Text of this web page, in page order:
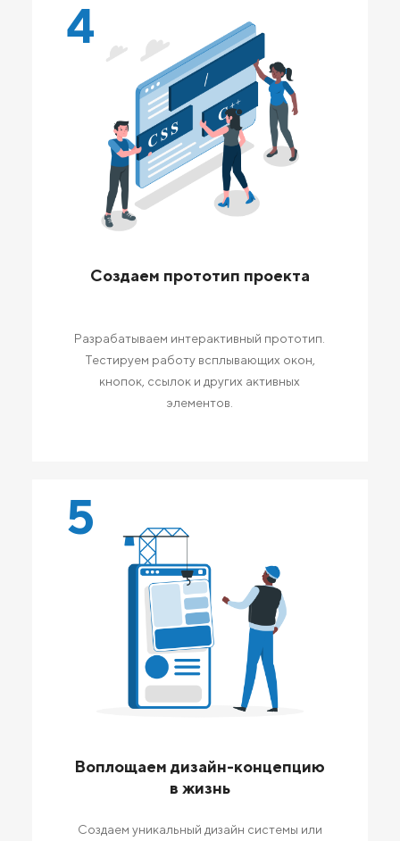
4
Создаем прототип проекта
Разрабатываем интерактивный прототип.
Тестируем работу всплывающих окон,
кнопок, ссылок и других активных
элементов.
5
Воплощаем дизайн-концепцию
в жизнь
Создаем уникальный дизайн системы или